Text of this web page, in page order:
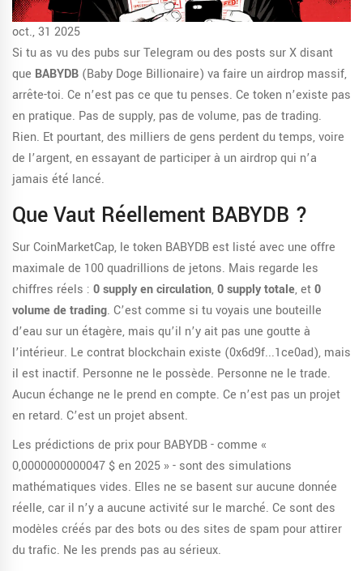
oct., 31 2025
Si tu as vu des pubs sur Telegram ou des posts sur X disant
que BABYDB (Baby Doge Billionaire) va faire un airdrop massif,
arrête-toi. Ce n’est pas ce que tu penses. Ce token n’existe pas
en pratique. Pas de supply, pas de volume, pas de trading.
Rien. Et pourtant, des milliers de gens perdent du temps, voire
de l’argent, en essayant de participer à un airdrop qui n’a
jamais été lancé.
Que Vaut Réellement BABYDB ?
Sur CoinMarketCap, le token BABYDB est listé avec une offre
maximale de 100 quadrillions de jetons. Mais regarde les
chiffres réels : 0 supply en circulation,0 supply totale, et0
volume de trading. C’est comme si tu voyais une bouteille
d’eau sur un étagère, mais qu’il n’y ait pas une goutte à
l’intérieur. Le contrat blockchain existe (0x6d9f...1ce0ad), mais
il est inactif. Personne ne le possède. Personne ne le trade.
Aucun échange ne le prend en compte. Ce n’est pas un projet
en retard. C’est un projet absent.
Les prédictions de prix pour BABYDB - comme «
0,0000000000047 $ en 2025 » - sont des simulations
mathématiques vides. Elles ne se basent sur aucune donnée
réelle, car il n’y a aucune activité sur le marché. Ce sont des
modèles créés par des bots ou des sites de spam pour attirer
du trafic. Ne les prends pas au sérieux.